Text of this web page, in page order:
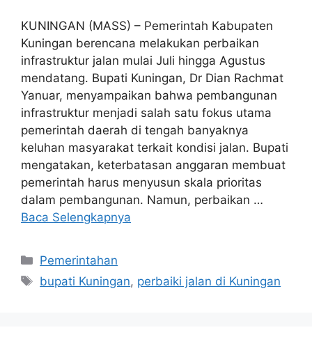
KUNINGAN (MASS) – Pemerintah Kabupaten
Kuningan berencana melakukan perbaikan
infrastruktur jalan mulai Juli hingga Agustus
mendatang. Bupati Kuningan, Dr Dian Rachmat
Yanuar, menyampaikan bahwa pembangunan
infrastruktur menjadi salah satu fokus utama
pemerintah daerah di tengah banyaknya
keluhan masyarakat terkait kondisi jalan. Bupati
mengatakan, keterbatasan anggaran membuat
pemerintah harus menyusun skala prioritas
dalam pembangunan. Namun, perbaikan …
Baca Selengkapnya
Kategori
Pemerintahan
Tag
bupati Kuningan, perbaiki jalan di Kuningan